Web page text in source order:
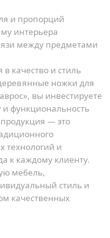
и пропорций
интерьера
между предметами
качество и стиль
ножки для
вы инвестируете
и функциональность
— это
технологий и
к каждому клиенту.
мебель,
стиль и
качественных